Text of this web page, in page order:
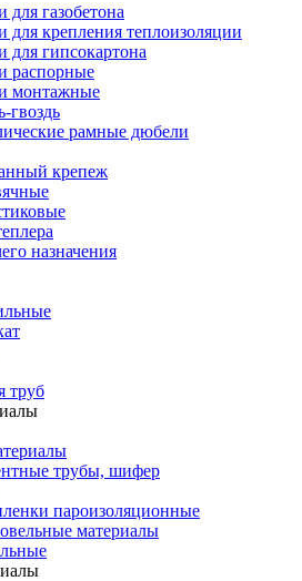
для газобетона
для крепления теплоизоляции
для гипсокартона
распорные
монтажные
гвоздь
рамные дюбели
крепеж
назначения
труб
трубы, шифер
пароизоляционные
материалы